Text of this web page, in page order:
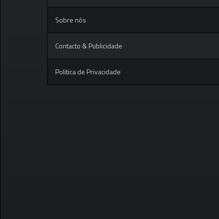
Sobre nós
Contacto & Publicidade
Politica de Privacidade